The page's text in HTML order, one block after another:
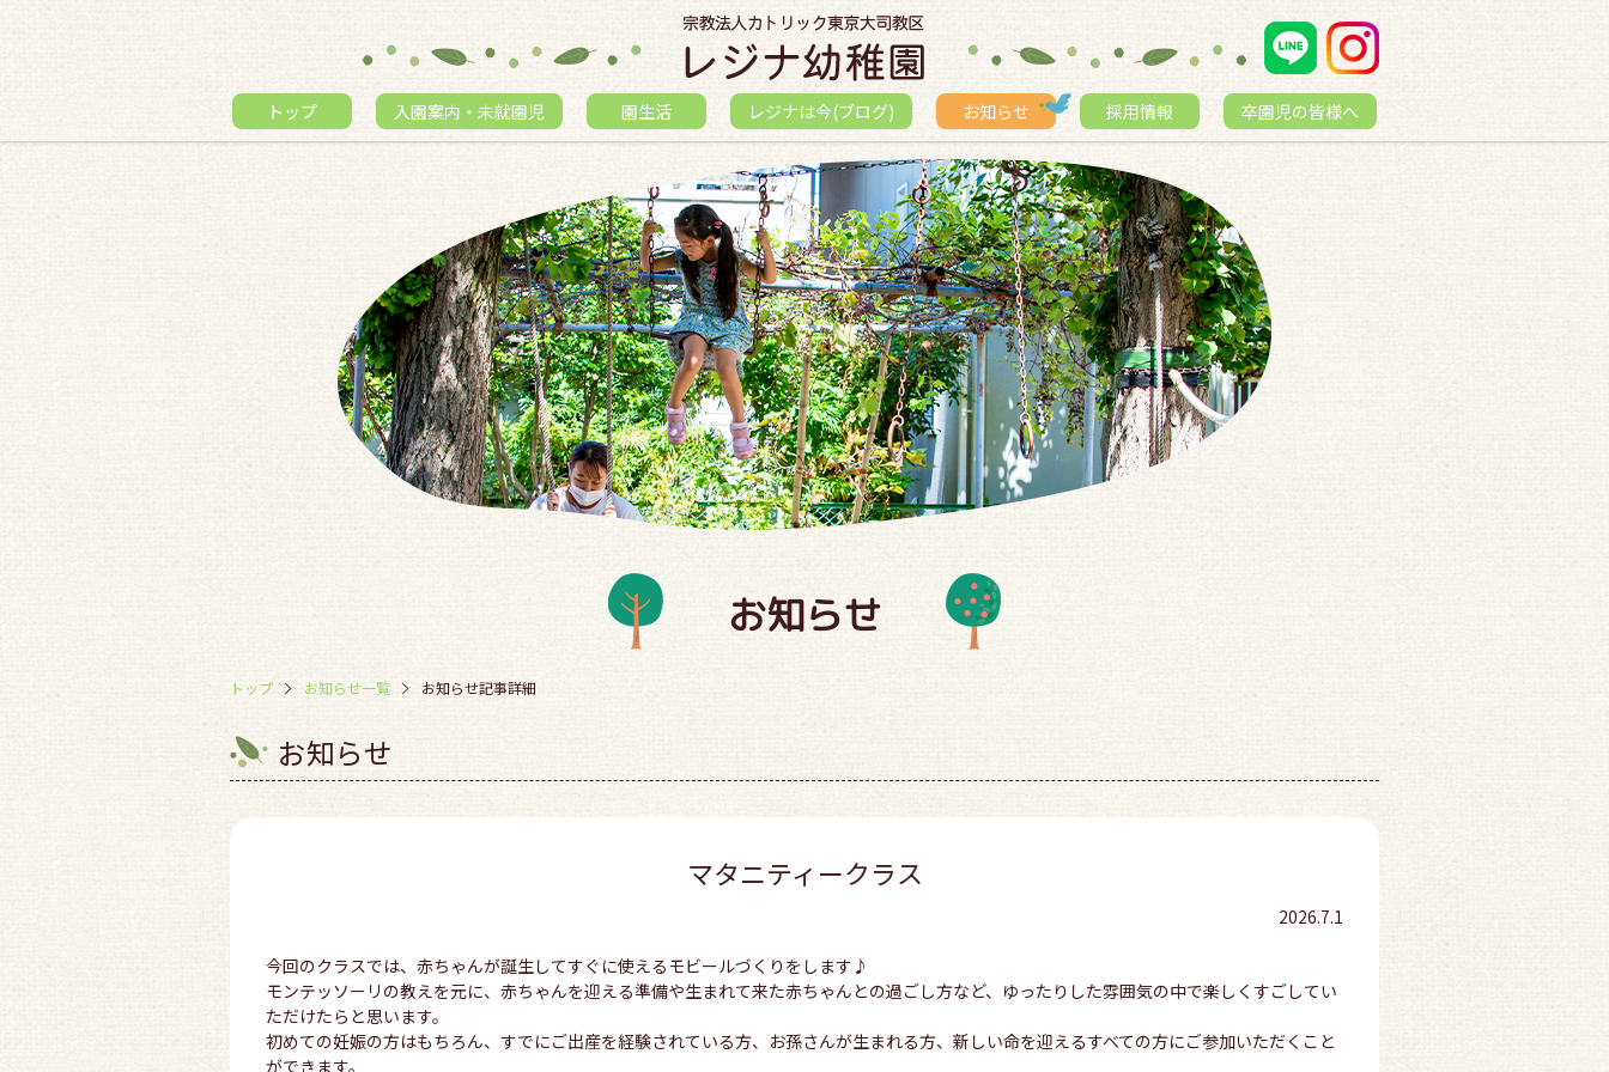
トップ 入園案内・未就園児 園生活 レジナは今(ブログ) お知らせ 採用情報 卒園児の皆様へ
お知らせ
トップ お知らせ一覧 お知らせ記事詳細
お知らせ
マタニティークラス
2026.7.1
今回のクラスでは、赤ちゃんが誕生してすぐに使えるモビールづくりをします♪
モンテッソーリの教えを元に、赤ちゃんを迎える準備や生まれて来た赤ちゃんとの過ごし方など、ゆったりした雰囲気の中で楽しくすごしてい
ただけたらと思います。
初めての妊娠の方はもちろん、すでにご出産を経験されている方、お孫さんが生まれる方、新しい命を迎えるすべての方にご参加いただくこと
ができます。